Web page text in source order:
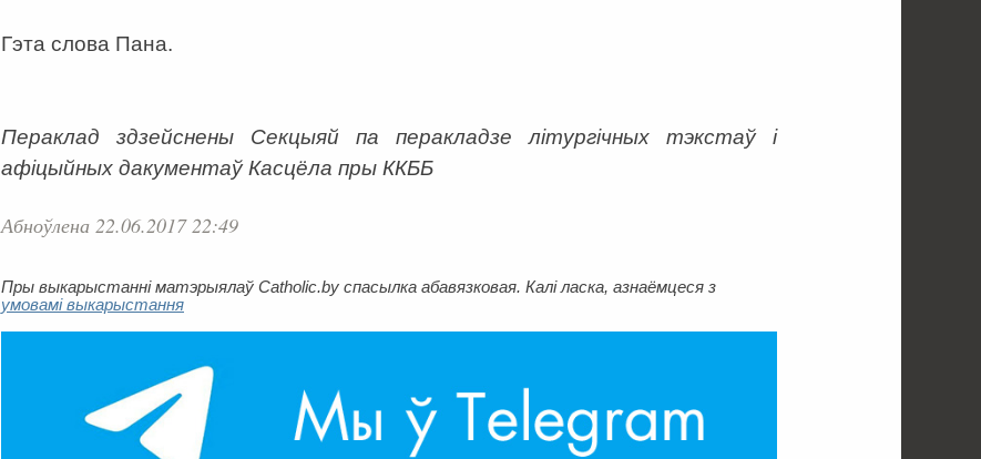
Гэта слова Пана.
Пераклад здзейснены Секцыяй па перакладзе літургічных тэкстаў і
афіцыйных дакументаў Касцёла пры ККББ
Абноўлена 22.06.2017 22:49
Пры выкарыстанні матэрыялаў Catholic.by спасылка абавязковая. Калі ласка, азнаёмцеся з
умовамі выкарыстання